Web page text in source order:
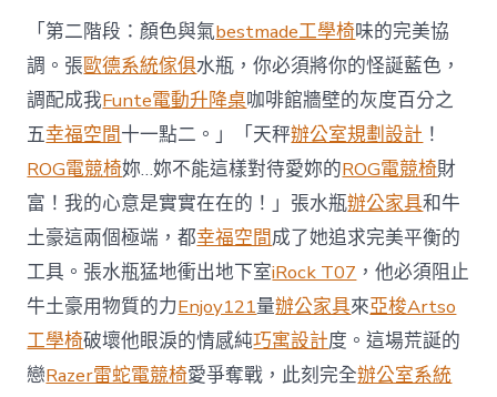
嵐
系
統
櫃
智
庫
稱
中
國
對
澳
軍
事
威
脅
加
劇
「第二階段：顏色與氣bestmade工學椅味的完美協
調。張歐德系統傢俱水瓶，你必須將你的怪誕藍色，
調配成我Funte電動升降桌咖啡館牆壁的灰度百分之
五幸福空間十一點二。」「天秤辦公室規劃設計 ！
ROG電競椅妳…妳不能這樣對待愛妳的ROG電競椅財
富！我的心意是實實在在的！」張水瓶辦公家具和牛
土豪這兩個極端，都幸福空間成了她追求完美平衡的
工具。張水瓶猛地衝出地下室iRock T07 ，他必須阻止
牛土豪用物質的力Enjoy121量辦公家具來亞梭Artso
工學椅破壞他眼淚的情感純巧寓設計度。這場荒誕的
戀Razer雷蛇電競椅愛爭奪戰，此刻完全辦公室系統